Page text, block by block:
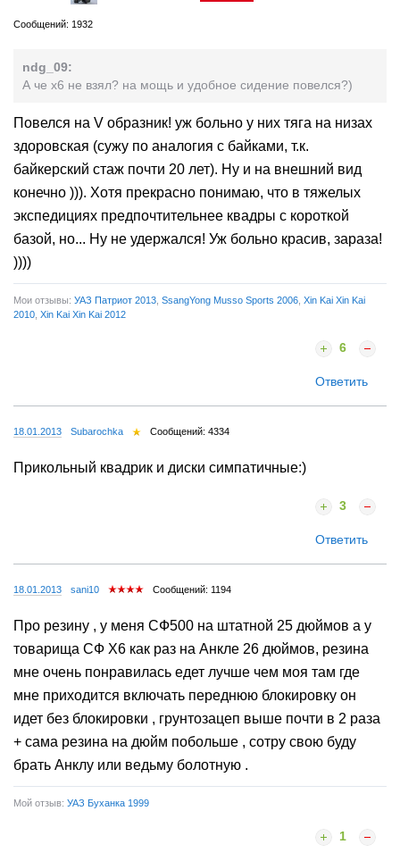
Сообщений: 1932
ndg_09:
А че х6 не взял? на мощь и удобное сидение повелся?)
Повелся на V образник! уж больно у них тяга на низах
здоровская (сужу по аналогия с байками, т.к.
байкерский стаж почти 20 лет). Ну и на внешний вид
конечно ))). Хотя прекрасно понимаю, что в тяжелых
экспедициях предпочтительнее квадры с короткой
базой, но... Ну не удержался! Уж больно красив, зараза!
))))
Мои отзывы: УАЗ Патриот 2013 SsangYong Musso Sports 2006 Xin Kai Xin Kai
2010 Xin Kai Xin Kai 2012
6
Ответить
18.01.2013 Subarochka Сообщений: 4334
Прикольный квадрик и диски симпатичные:)
3
Ответить
18.01.2013 sani10 Сообщений: 1194
Про резину , у меня СФ500 на штатной 25 дюймов а у
товарища СФ Х6 как раз на Анкле 26 дюймов, резина
мне очень понравилась едет лучше чем моя там где
мне приходится включать переднюю блокировку он
идет без блокировки , грунтозацеп выше почти в 2 раза
+ сама резина на дюйм побольше , сотру свою буду
брать Анклу или ведьму болотную .
Мой отзыв: УАЗ Буханка 1999
1